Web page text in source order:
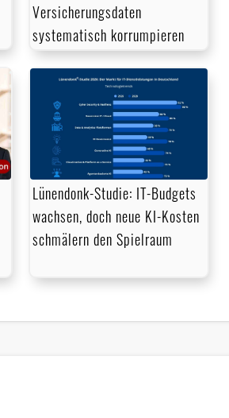
Versicherungsdaten
systematisch korrumpieren
Lünendonk-Studie: IT-Budgets
wachsen, doch neue KI-Kosten
schmälern den Spielraum